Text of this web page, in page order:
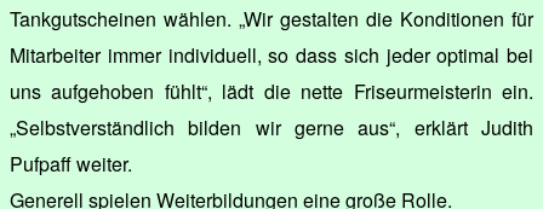
Tankgutscheinen wählen. „Wir gestalten die Konditionen für
Mitarbeiter immer individuell, so dass sich jeder optimal bei
uns aufgehoben fühlt“, lädt die nette Friseurmeisterin ein.
„Selbstverständlich bilden wir gerne aus“, erklärt Judith
Pufpaff weiter.
Generell spielen Weiterbildungen eine große Rolle.